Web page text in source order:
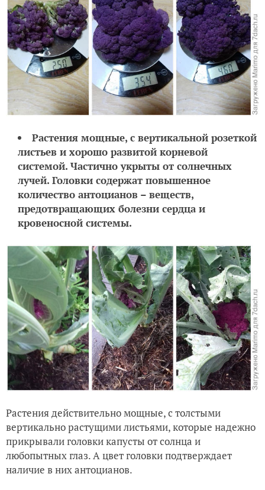
Растения мощные, с вертикальной розеткой
листьев и хорошо развитой корневой
системой. Частично укрыты от солнечных
лучей. Головки содержат повышенное
количество антоцианов – веществ,
предотвращающих болезни сердца и
кровеносной системы.
Растения действительно мощные, с толстыми
вертикально растущими листьями, которые надежно
прикрывали головки капусты от солнца и
любопытных глаз. А цвет головки подтверждает
наличие в них антоцианов.